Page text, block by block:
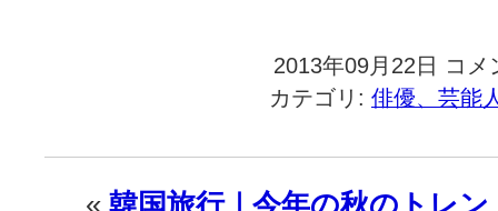
2013年09月22日
韓
国
旅
｜
気
コメ
カテゴリ: 俳優、芸能
« 韓国旅行｜今年の秋のトレ